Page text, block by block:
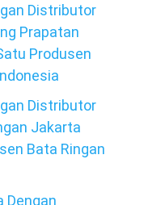
Distributor
Prapatan
Produsen
Distributor
Jakarta
Bata Ringan
Dengan